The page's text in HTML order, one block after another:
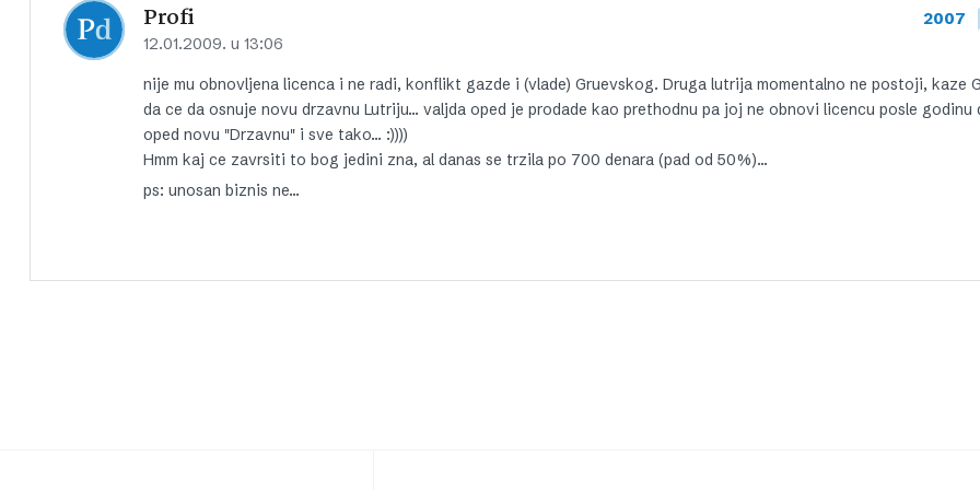
Profi
12.01.2009. u 13:06
2007
nije mu obnovljena licenca i ne radi, konflikt gazde i (vlade) Gruevskog. Druga lutrija momentalno ne postoji, kaze
da ce da osnuje novu drzavnu Lutriju… valjda oped je prodade kao prethodnu pa joj ne obnovi licencu posle godinu
oped novu "Drzavnu" i sve tako… :))))
Hmm kaj ce zavrsiti to bog jedini zna, al danas se trzila po 700 denara (pad od 50%)…
ps: unosan biznis ne…